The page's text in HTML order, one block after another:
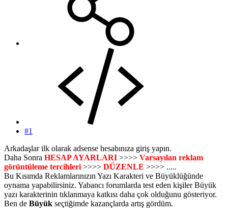
#1
Arkadaşlar ilk olarak adsense hesabınıza giriş yapın.
Daha Sonra HESAP AYARLARI >>>> Varsayılan reklam
görüntüleme tercihleri >>>> DÜZENLE >>>> .....
Bu Kısımda Reklamlarınızın Yazı Karakteri ve Büyüklüğünde
oynama yapabilirsiniz. Yabancı forumlarda test eden kişiler Büyük
yazı karakterinin tıklanmaya katkısı daha çok olduğunu gösteriyor.
Ben de Büyük seçtiğimde kazançlarda artış gördüm.